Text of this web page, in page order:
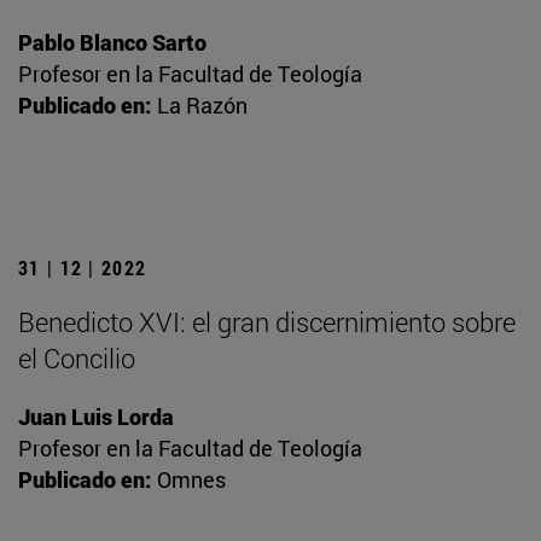
Pablo Blanco Sarto
Profesor en la Facultad de Teología
Publicado en: La Razón
31 | 12 | 2022
Benedicto XVI: el gran discernimiento sobre
el Concilio
Juan Luis Lorda
Profesor en la Facultad de Teología
Publicado en: Omnes